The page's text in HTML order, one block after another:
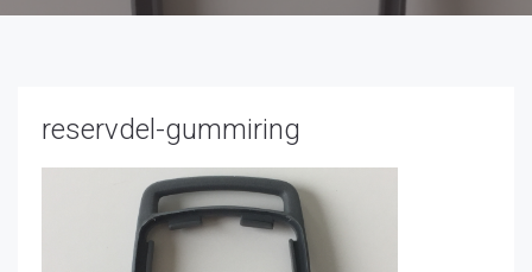
reservdel-gummiring